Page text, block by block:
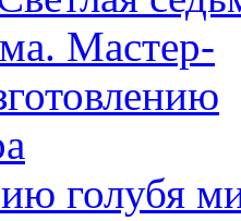
голубя